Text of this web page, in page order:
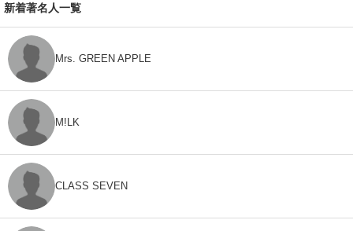
新着著名人一覧
Mrs. GREEN APPLE
M!LK
CLASS SEVEN